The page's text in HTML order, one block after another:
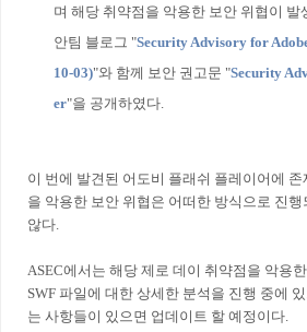
며 해당 취약점을 악용한 보안 위협이 발
안팀 블로그 "Security Advisory for
10-03)"와 함께 보안 권고문 "Security
er"을 공개하였다.
이 번에 발견된 어도비 플래쉬 플레이어에
을 악용한 보안 위협은 어떠한 방식으로 진
않다.
ASEC에서는 해당 제로 데이 취약점을 악용
SWF 파일에 대한 상세한 분석을 진행 중에
는 사항들이 있으면 업데이트 할 예정이다.